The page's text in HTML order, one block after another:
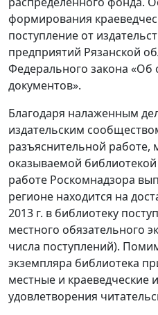
формирования
поступление от
предприятий Рязанской
Федерального закона «Об
документов».
Благодаря налаженным
издательским
разъяснительной
оказываемой
работе Роскомнадзора
регионе находится на
2013 г. в библиотеку
местного обязательного
числа поступлений).
экземпляра библиотека
местные и краеведческие
удовлетворения